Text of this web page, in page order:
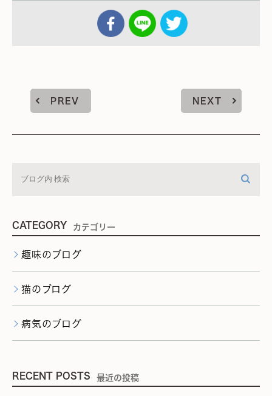
PREV NEXT
CATEGORY カテゴリー
趣味のブログ
猫のブログ
病気のブログ
RECENT POSTS 最近の投稿